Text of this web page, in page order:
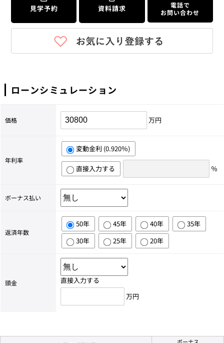
見学予約 資料請求
電話で
お問い合わせ
ローンシミュレーション
価格 万円
年利率
変動金利 (0.920％)
直接入力する ％
ボーナス払い
返済年数
50年 45年 40年
35年
30年
25年 20年
頭金
直接入力する
万円